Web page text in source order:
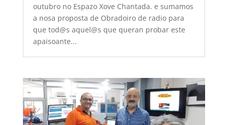
outubro no Espazo Xove Chantada. e sumamos
a nosa proposta de Obradoiro de radio para
que tod@s aquel@s que queran probar este
apaisoante...